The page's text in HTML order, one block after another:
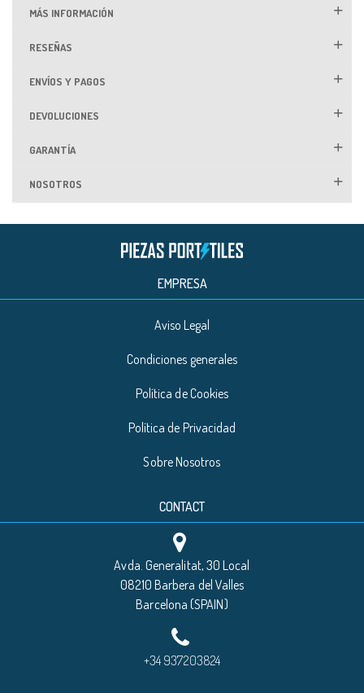
MÁS INFORMACIÓN
RESEÑAS
ENVÍOS Y PAGOS
DEVOLUCIONES
GARANTÍA
NOSOTROS
EMPRESA
Aviso Legal
Condiciones generales
Política de Cookies
Política de Privacidad
Sobre Nosotros
CONTACT
Avda. Generalitat, 30 Local
08210 Barbera del Valles
Barcelona (SPAIN)
+34 937203824